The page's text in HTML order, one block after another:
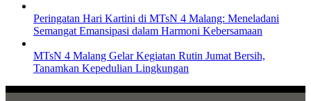
Peringatan Hari Kartini di MTsN 4 Malang: Meneladani
Semangat Emansipasi dalam Harmoni Kebersamaan
MTsN 4 Malang Gelar Kegiatan Rutin Jumat Bersih,
Tanamkan Kepedulian Lingkungan